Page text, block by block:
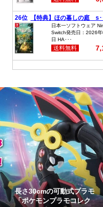
長さ30cmの可動式プラモ
「ポケモンプラモコレク